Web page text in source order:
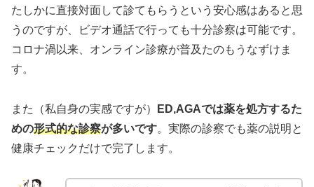
たしかに直接対面して診てもらうという安心感はあると思
うのですが、ビデオ通話で行っても十分診察は可能です。
コロナ渦以来、オンライン診療が普及たのもうなずけま
す。
また（私自身の実感ですが）
ED,AGAでは薬を処方するた
めの形式的な診察が多いです。実際の診察でも薬の説明と
健康チェックだけで完了します。